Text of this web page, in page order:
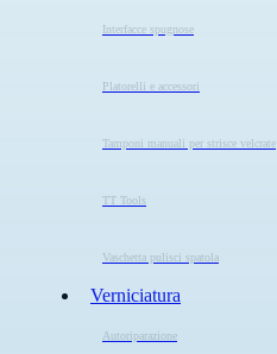
Interfacce spugnose
Platorelli e accessori
Tamponi manuali per strisce velcrate
TT Tools
Vaschetta pulisci spatola
Verniciatura
Autoriparazione